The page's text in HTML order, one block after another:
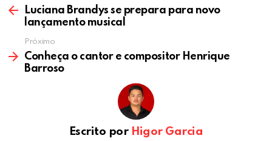
Luciana Brandys se prepara para novo
lançamento musical
Próximo
Conheça o cantor e compositor Henrique
Barroso
Escrito por Higor Garcia